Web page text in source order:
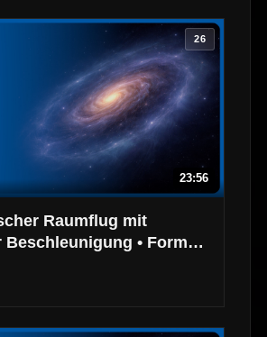
26
23:56
Raumflug mit
• Formeln